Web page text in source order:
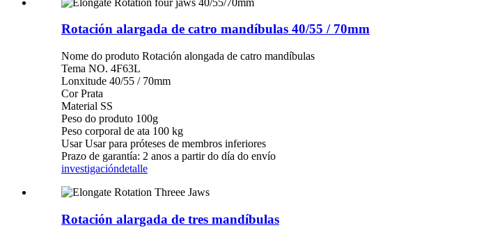
Rotación alargada de catro mandíbulas 40/55 / ​​70mm
Nome do produto Rotación alongada de catro mandíbulas
Tema NO. 4F63L
Lonxitude 40/55 / ​​70mm
Cor Prata
Material SS
Peso do produto 100g
Peso corporal de ata 100 kg
Usar Usar para próteses de membros inferiores
Prazo de garantía: 2 anos a partir do día do envío
investigacióndetalle
Rotación alargada de tres mandíbulas